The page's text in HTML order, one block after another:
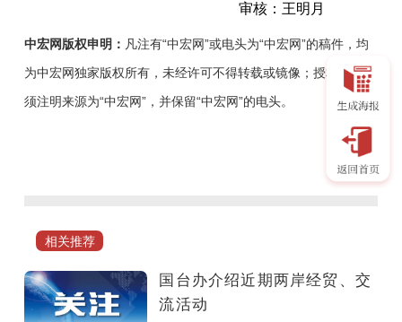
审核：王明月
中宏网版权申明： 凡注有“中宏网”或电头为“中宏网”的稿件，均
为中宏网独家版权所有，未经许可不得转载或镜像；授权转载必
须注明来源为“中宏网”，并保留“中宏网”的电头。
国
院
台
相关推荐
国台办介绍近期两岸经贸、交
流活动